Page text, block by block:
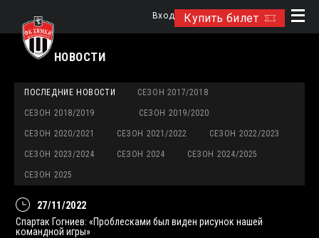
Купить билет
Вход
НОВОСТИ
ПОСЛЕДНИЕ НОВОСТИ СЕЗОН 2017/2018
СЕЗОН 2018/2019 СЕЗОН 2019/2020
СЕЗОН 2020/2021 СЕЗОН 2021/2022 СЕЗОН 2022/2023
СЕЗОН 2023/2024 СЕЗОН 2024 СЕЗОН 2024/2025
СЕЗОН 2025
27/11/2022
Спартак Гогниев: «Проблесками был виден рисунок нашей
командной игры»